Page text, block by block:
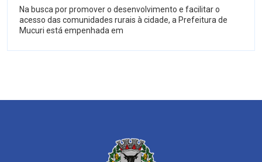
Na busca por promover o desenvolvimento e facilitar o
acesso das comunidades rurais à cidade, a Prefeitura de
Mucuri está empenhada em